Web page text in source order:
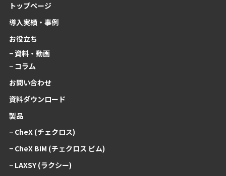
トップページ
導入実績・事例
お役立ち
− 資料・動画
− コラム
お問い合わせ
資料ダウンロード
製品
− CheX (チェクロス)
− CheX BIM (チェクロス ビム)
− LAXSY (ラクシー)